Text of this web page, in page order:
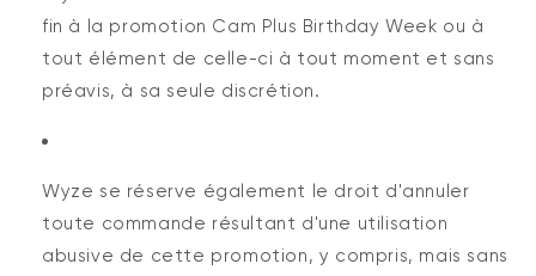
fin à la promotion Cam Plus Birthday Week ou à
tout élément de celle-ci à tout moment et sans
préavis, à sa seule discrétion.
Wyze se réserve également le droit d'annuler
toute commande résultant d'une utilisation
abusive de cette promotion, y compris, mais sans